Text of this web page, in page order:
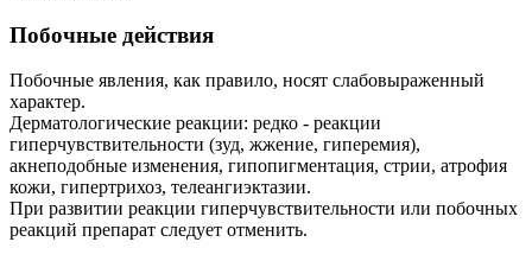
Побочные действия
Побочные явления, как правило, носят слабовыраженный
характер.
Дерматологические реакции: редко - реакции
гиперчувствительности (зуд, жжение, гиперемия),
акнеподобные изменения, гипопигментация, стрии, атрофия
кожи, гипертрихоз, телеангиэктазии.
При развитии реакции гиперчувствительности или побочных
реакций препарат следует отменить.